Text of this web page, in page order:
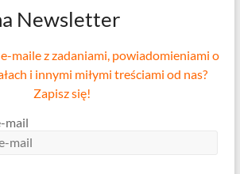
Newsletter
maile z zadaniami, powiadomieniami o
i innymi miłymi treściami od nas?
Zapisz się!
mail